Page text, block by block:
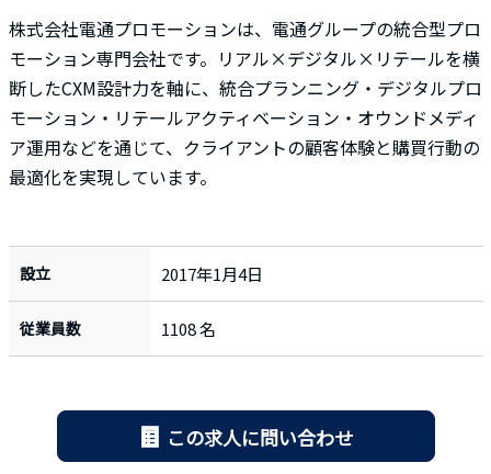
株式会社電通プロモーションは、電通グループの統合型プロ
モーション専門会社です。リアル×デジタル×リテールを横
断したCXM設計力を軸に、統合プランニング・デジタルプロ
モーション・リテールアクティベーション・オウンドメディ
ア運用などを通じて、クライアントの顧客体験と購買行動の
最適化を実現しています。
設立 2017年1月4日
従業員数 1108 名
この求人に問い合わせ